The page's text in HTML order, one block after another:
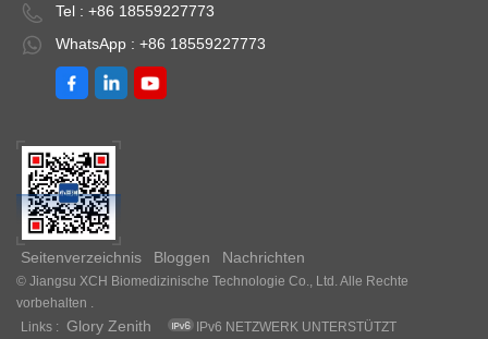
Tel : +86 18559227773
WhatsApp : +86 18559227773
Seitenverzeichnis Bloggen Nachrichten
© Jiangsu XCH Biomedizinische Technologie Co., Ltd. Alle Rechte
vorbehalten .
Links :
Glory Zenith IPv6 NETZWERK UNTERSTÜTZT